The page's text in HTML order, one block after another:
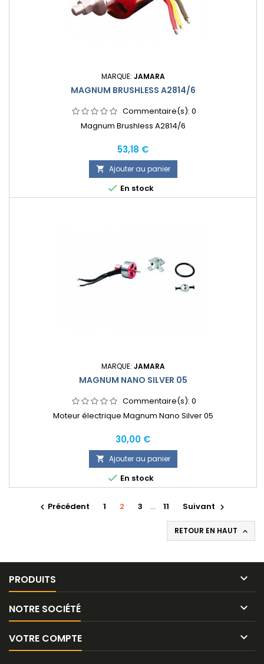
MARQUE: JAMARA
MAGNUM BRUSHLESS A2814/6
Commentaire(s): 0
Magnum Brushless A2814/6
Prix
53,18 €
 Ajouter au panier
 En stock
MARQUE: JAMARA
MAGNUM NANO SILVER 05
Commentaire(s): 0
Moteur électrique Magnum Nano Silver 05
Prix
30,00 €
 Ajouter au panier
 En stock
 Précédent 1 2 3 … 11 Suivant 
RETOUR EN HAUT 
PRODUITS 
NOTRE SOCIÉTÉ 
VOTRE COMPTE 